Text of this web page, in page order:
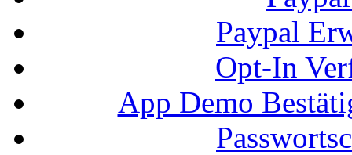
Paypal
Opt-In
App Demo